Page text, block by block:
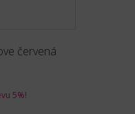
červená
5%!